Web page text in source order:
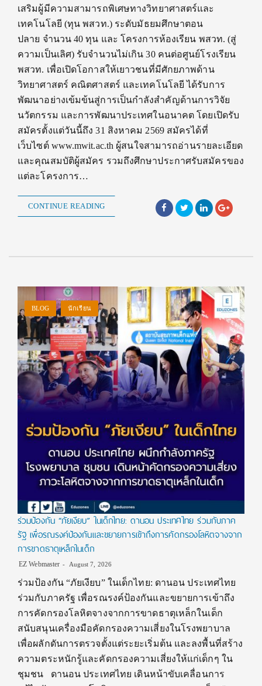
เสริมผู้มีความสามารถพิเศษทางวิทยาศาสตร์และ
เทคโนโลยี (ทุน พสวท.) ระดับมัธยมศึกษาตอน
ปลาย จำนวน 40 ทุน และ โครงการห้องเรียน พสวท. (สู่
ความเป็นเลิศ) รับจำนวนไม่เกิน 30 คนต่อศูนย์โรงเรียน
พสวท. เพื่อเปิดโอกาสให้เยาวชนที่มีศักยภาพด้าน
วิทยาศาสตร์ คณิตศาสตร์ และเทคโนโลยี ได้รับการ
พัฒนาอย่างเข้มข้นสู่การเป็นกำลังสำคัญด้านการวิจัย
นวัตกรรม และการพัฒนาประเทศในอนาคต โดยเปิดรับ
สมัครตั้งแต่วันนี้ถึง 31 สิงหาคม 2569 สมัครได้ที่
เว็บไซต์ www.mwit.ac.th ผู้สนใจสามารถอ่านรายละเอียด
และคุณสมบัติผู้สมัคร รวมถึงศึกษาประกาศรับสมัครของ
แต่ละโครงการ…
CONTINUE READING
BLOG นักเรียน
ร่วมป้องกัน “ภัยเงียบ” ในเด็กไทย: ดานอน ประเทศไทย ร่วมกับภาค
รัฐ เพื่อรณรงค์ป้องกันและขยายการเข้าถึงการคัดกรองโลหิตจางจาก
การขาดธาตุเหล็กในเด็ก
EZ Webmaster August 7, 2026
ร่วมป้องกัน “ภัยเงียบ” ในเด็กไทย: ดานอน ประเทศไทย
ร่วมกับภาครัฐ เพื่อรณรงค์ป้องกันและขยายการเข้าถึง
การคัดกรองโลหิตจางจากการขาดธาตุเหล็กในเด็ก
สนับสนุนเครื่องมือคัดกรองความเสี่ยงในโรงพยาบาล
เพื่อผลักดันการตรวจตั้งแต่ระยะเริ่มต้น และลงพื้นที่สร้าง
ความตระหนักรู้และคัดกรองความเสี่ยงให้แก่เด็กๆ ใน
ชุมชน ดานอน ประเทศไทย เดินหน้าขับเคลื่อนการ